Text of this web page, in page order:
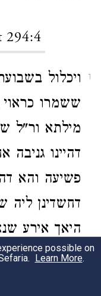
294:4
1
ויכלול
ששמרו כראוי
מילתא ור"ל
דהיינו
פשיעה והא
דחשדינן
היאך אירע
בשבועה
שטוען
possible on
Learn More.